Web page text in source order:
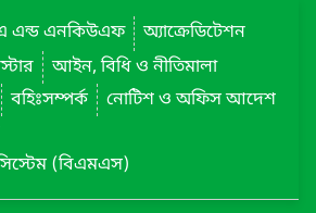
এন্ড এনকিউএফ
অ্যাক্রেডিটেশন
আইন, বিধি ও নীতিমালা
বহিঃসম্পর্ক
নোটিশ ও অফিস আদেশ
(বিএমএস)